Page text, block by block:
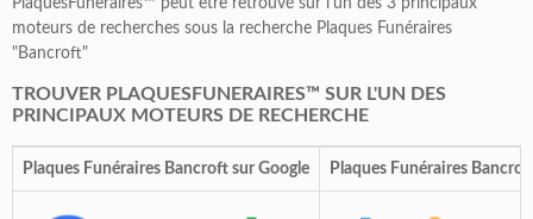
PlaquesFuneraires™ peut être retrouvé sur l'un des 3 principaux
moteurs de recherches sous la recherche Plaques Funéraires
"Bancroft"
TROUVER PLAQUESFUNERAIRES™ SUR L'UN DES
PRINCIPAUX MOTEURS DE RECHERCHE
Plaques Funéraires Bancroft sur Google Plaques Funéraires